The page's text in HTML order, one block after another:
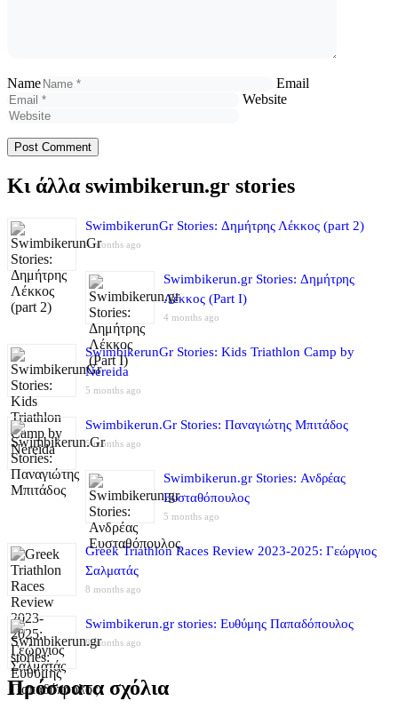
Name
Email
Website
Κι άλλα swimbikerun.gr stories
SwimbikerunGr Stories: Δημήτρης Λέκκος (part 2)
4 months ago
Swimbikerun.gr Stories: Δημήτρης
Λέκκος (Part I)
4 months ago
SwimbikerunGr Stories: Kids Triathlon Camp by
Nereida
5 months ago
Swimbikerun.Gr Stories: Παναγιώτης Μπιτάδος
5 months ago
Swimbikerun.gr Stories: Ανδρέας
Ευσταθόπουλος
5 months ago
Greek Triathlon Races Review 2023-2025: Γεώργιος
Σαλματάς
8 months ago
Swimbikerun.gr stories: Ευθύμης Παπαδόπουλος
8 months ago
Πρόσφατα σχόλια